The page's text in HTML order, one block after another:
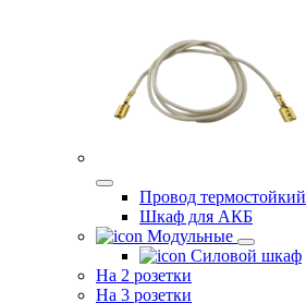
Провод термостойкий
Шкаф для АКБ
Модульные
Силовой шкаф
На 2 розетки
На 3 розетки